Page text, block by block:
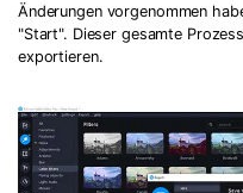
Änderungen vorgenommen
"Start". Dieser gesamte
exportieren.